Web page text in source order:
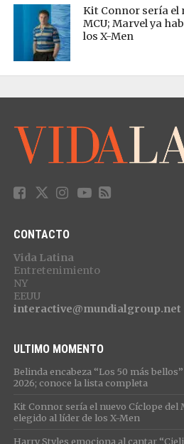
Kit Connor sería el
MCU; Marvel ya
los X-Men
CONTACTO
Vida Latina
Entretenimiento
NY
EEUU
interactive@mundialgroup.net
ULTIMO MOMENTO
Belinda encabeza “Los 50 más
2026; conoce la lista completa
Kit Connor sería el nuevo Cíclope del
elegido al líder de los X-Men
Harry Styles emociona al cantar